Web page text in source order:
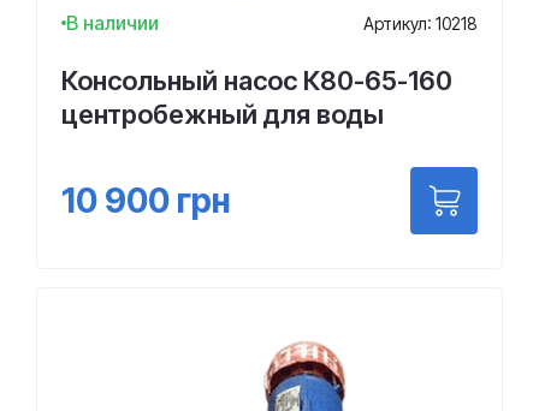
В наличии Артикул: 10218
Консольный насос К80-65-160
центробежный для воды
10 900 грн